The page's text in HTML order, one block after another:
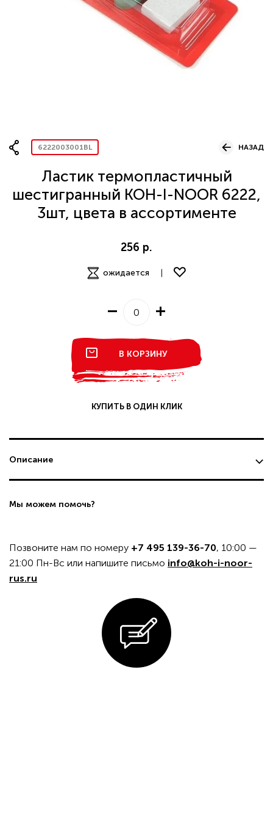
6222003001BL НАЗАД
Ластик термопластичный
шестигранный KOH-I-NOOR 6222,
3шт, цвета в ассортименте
256 р.
ожидается
В КОРЗИНУ
КУПИТЬ В ОДИН КЛИК
Описание
Мы можем помочь?
Позвоните нам по номеру +7 495 139-36-70, 10:00 —
21:00 Пн-Вс или напишите письмо info@koh-i-noor-
rus.ru
Вопрос по представительству